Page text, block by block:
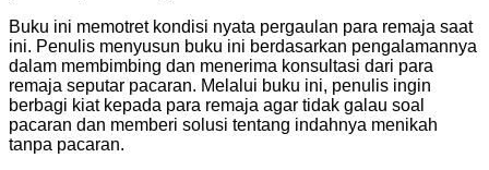
Buku ini memotret kondisi nyata pergaulan para remaja saat
ini. Penulis menyusun buku ini berdasarkan pengalamannya
dalam membimbing dan menerima konsultasi dari para
remaja seputar pacaran. Melalui buku ini, penulis ingin
berbagi kiat kepada para remaja agar tidak galau soal
pacaran dan memberi solusi tentang indahnya menikah
tanpa pacaran.